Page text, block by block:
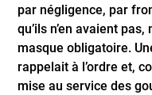
par négligence, par
qu’ils n’en avaient
masque obligatoire.
rappelait à l’ordre et,
mise au service des